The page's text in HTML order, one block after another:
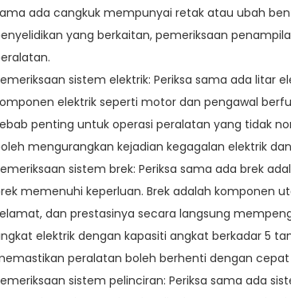
ada cangkuk mempunyai retak atau ubah
yang berkaitan, pemeriksaan
sistem elektrik: Periksa sama ada litar
elektrik seperti motor dan pengawal
penting untuk operasi peralatan yang tidak
mengurangkan kejadian kegagalan elektrik
sistem brek: Periksa sama ada brek
memenuhi keperluan. Brek adalah komponen
dan prestasinya secara langsung
elektrik dengan kapasiti angkat berkadar 5
peralatan boleh berhenti dengan
sistem pelinciran: Periksa sama ada